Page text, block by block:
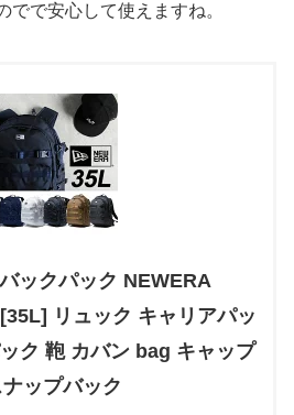
でで安心して使えますね。
ックパック NEWERA
リュック キャリアパッ
ク 鞄 カバン bag キャップ
ナップバック